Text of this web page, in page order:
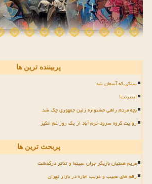
پربیننده ترین ها
سنگی که آسمان شد
اینترنت!
بچه مردم راهی جشنواره زلین جمهوری چک شد
روایت گروه سرود خرم آباد از یک روز غم انگیز
پربحث ترین ها
مریم همتیان بازیگر جوان سینما و تئاتر درگذشت
رقم های عجیب و غریب اجاره در بازار تهران